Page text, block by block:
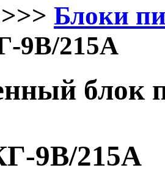
>>> Блоки
9В/215А
блок
9В/215А